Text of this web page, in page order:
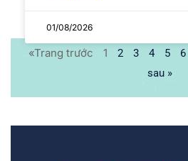
01/08/2026
«Trang trước 1 2 3 4 5 6
sau »